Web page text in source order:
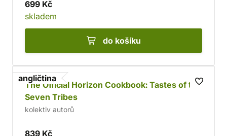
699 Kč
skladem
do košíku
angličtina
The Official Horizon Cookbook: Tastes of the
Seven Tribes
kolektiv autorů
839 Kč